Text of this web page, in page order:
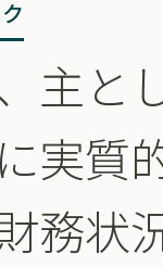
主と
実質
務状